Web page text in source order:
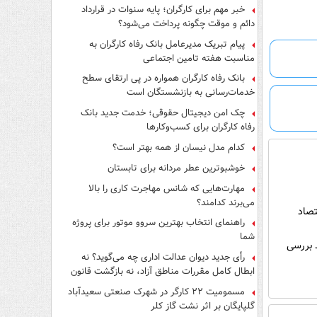
باید بررسی
فرار از قانون چیست؟
خبر مهم برای کارگران؛ پایه سنوات در قرارداد
دائم و موقت چگونه پرداخت می‌شود؟
پیام تبریک مدیرعامل بانک رفاه کارگران به
مناسبت هفته تامین اجتماعی
بانک رفاه کارگران همواره در پی ارتقای سطح
خدمات‌رسانی به بازنشستگان است
چک امن دیجیتال حقوقی؛ خدمت جدید بانک
رفاه کارگران برای کسب‌وکارها
کدام مدل نیسان از همه بهتر است؟
خوشبوترین عطر مردانه برای تابستان
مهارت‌هایی که شانس مهاجرت کاری را بالا
می‌برند کدامند؟
راهنمای انتخاب بهترین سروو موتور برای پروژه
شما
رأی جدید دیوان عدالت اداری چه می‌گوید؟ نه
ابطال کامل مقررات مناطق آزاد، نه بازگشت قانون
مسمومیت ۲۲ کارگر در شهرک صنعتی سعیدآباد
گلپایگان بر اثر نشت گاز کلر